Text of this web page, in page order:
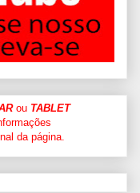
ou TABLET
da página.